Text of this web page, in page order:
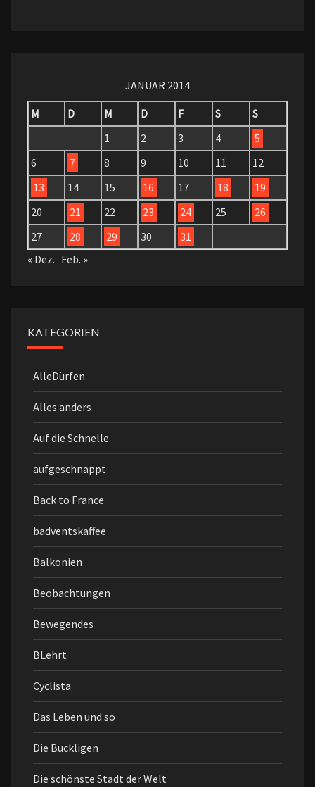
JANUAR 2014
M
D M D F S
S
1
2 3 4
5
6
7 8 9 10 11
12
13
14 15 16 17 18
19
20
21 22 23 24 25
26
27
28 29 30
31
« Dez. Feb. »
KATEGORIEN
AlleDürfen
Alles anders
Auf die Schnelle
aufgeschnappt
Back to France
badventskaffee
Balkonien
Beobachtungen
Bewegendes
BLehrt
Cyclista
Das Leben und so
Die Buckligen
Die schönste Stadt der Welt